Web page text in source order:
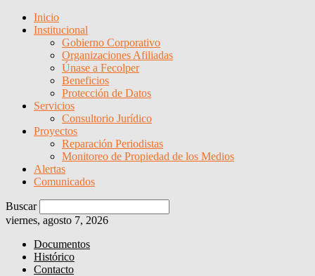
Inicio
Institucional
Gobierno Corporativo
Organizaciones Afiliadas
Únase a Fecolper
Beneficios
Protección de Datos
Servicios
Consultorio Jurídico
Proyectos
Reparación Periodistas
Monitoreo de Propiedad de los Medios
Alertas
Comunicados
Buscar
viernes, agosto 7, 2026
Documentos
Histórico
Contacto